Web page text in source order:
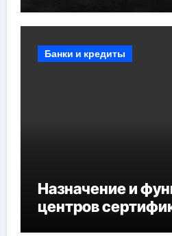
мероприятий и
Банки и кредиты
Назначение и
центров